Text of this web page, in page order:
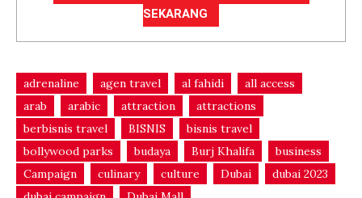
SEKARANG
adrenaline agen travel al fahidi
all access
arab
arabic attraction
attractions
berbisnis travel
BISNIS
bisnis travel
bollywood parks
budaya Burj Khalifa
business
Campaign
culinary culture Dubai
dubai 2023